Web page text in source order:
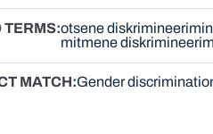
TERMS otsene
mitmene
MATCH Gender